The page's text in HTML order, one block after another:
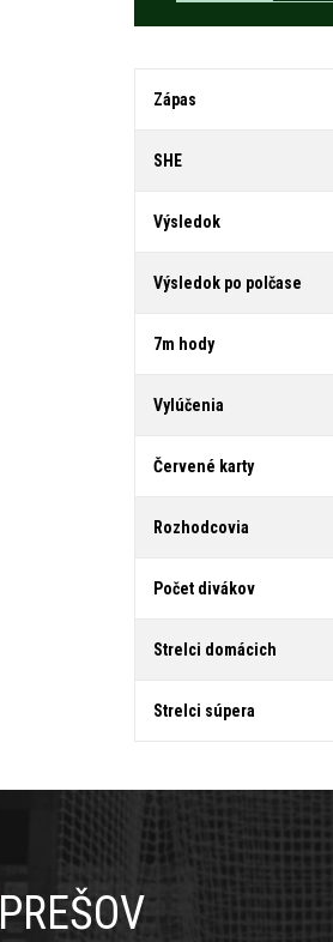
Zápas
SHE
Výsledok
Výsledok po polčase
7m hody
Vylúčenia
Červené karty
Rozhodcovia
Počet divákov
Strelci domácich
Strelci súpera
PREŠOV